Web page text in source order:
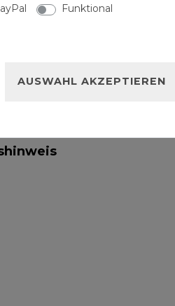
€ * Funktional
AUSWAHL AKZEPTIEREN